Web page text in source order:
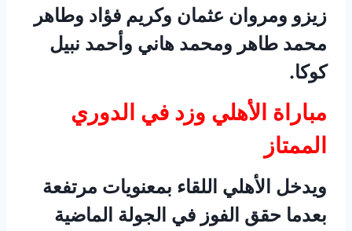
زيزو ومروان عثمان وكريم فؤاد وطاهر
محمد طاهر ومحمد هاني وأحمد نبيل
كوكا.
مباراة الأهلي وزد في الدوري
الممتاز
ويدخل الأهلي اللقاء بمعنويات مرتفعة
بعدما حقق الفوز في الجولة الماضية